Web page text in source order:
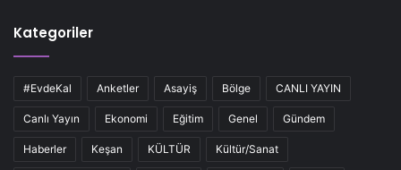
Kategoriler
#EvdeKal Anketler Asayiş Bölge CANLI YAYIN
Canlı Yayın Ekonomi Eğitim Genel Gündem
Haberler Keşan KÜLTÜR Kültür/Sanat